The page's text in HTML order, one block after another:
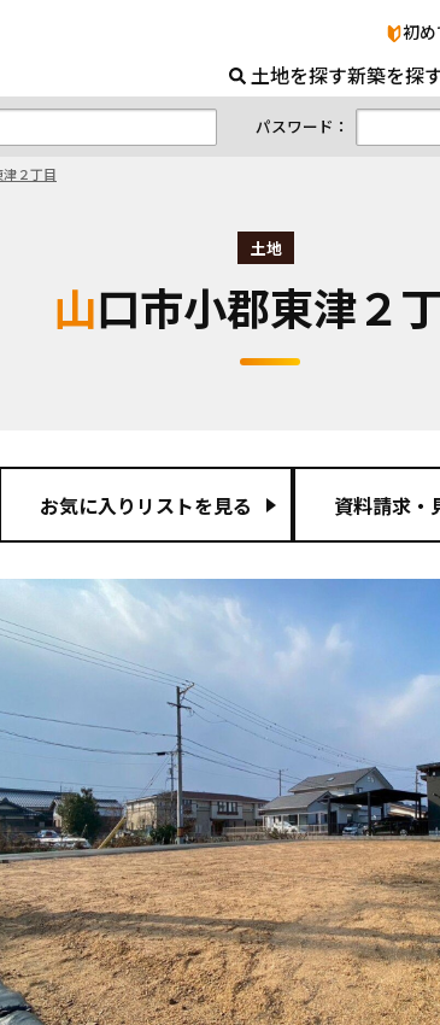
山口市小郡東
初
土地を探す新築を探
パスワード：
２丁目
土地
山口市小郡東津２
お気に入りリストを見る